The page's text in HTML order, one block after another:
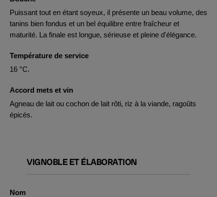
Puissant tout en étant soyeux, il présente un beau volume, des
tanins bien fondus et un bel équilibre entre fraîcheur et
maturité. La finale est longue, sérieuse et pleine d'élégance.
Température de service
16 °C.
Accord mets et vin
Agneau de lait ou cochon de lait rôti, riz à la viande, ragoûts
épicés.
VIGNOBLE ET ÉLABORATION
Nom